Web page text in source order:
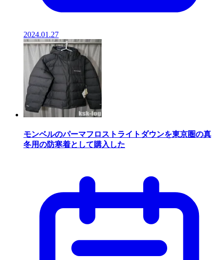
2024.01.27
モンベルのパーマフロストライトダウンを東京圏の真
冬用の防寒着として購入した